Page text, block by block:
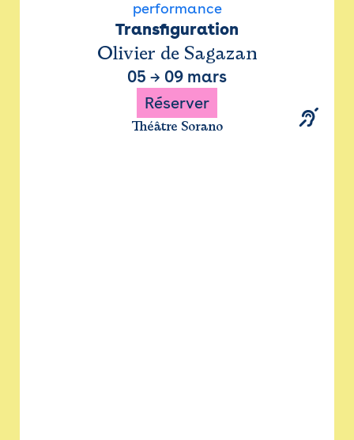
performance
Transfiguration
Olivier de Sagazan
05 → 09 mars
Réserver
Théâtre Sorano